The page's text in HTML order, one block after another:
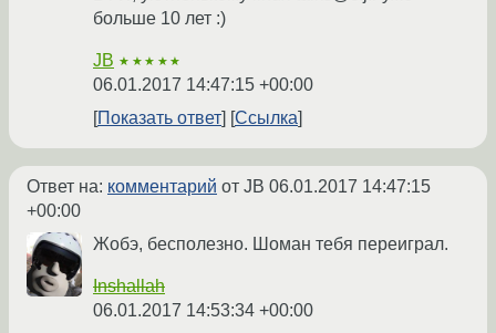
больше 10 лет :)
JB ★★★★★
06.01.2017 14:47:15 +00:00
Показать ответ
Ссылка
Ответ на: комментарий от JB 06.01.2017 14:47:15
+00:00
Жобэ, бесполезно. Шоман тебя переиграл.
Inshallah
06.01.2017 14:53:34 +00:00